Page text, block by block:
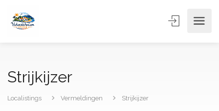
Strijkijzer
Localistings Vermeldingen Strijkijzer